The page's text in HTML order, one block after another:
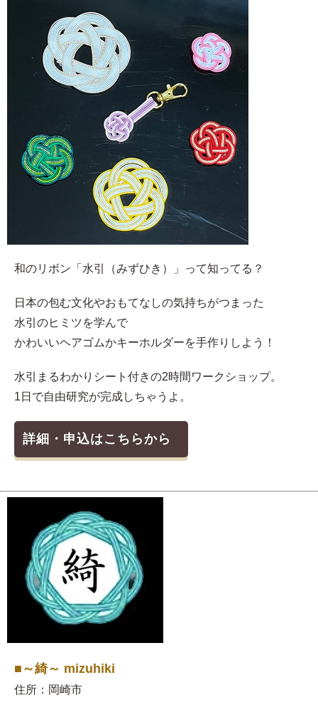
和のリボン「水引（みずひき）」って知ってる？
日本の包む文化やおもてなしの気持ちがつまった
水引のヒミツを学んで
かわいいヘアゴムかキーホルダーを手作りしよう！
水引まるわかりシート付きの2時間ワークショップ。
1日で自由研究が完成しちゃうよ。
詳細・申込はこちらから
■～綺～ mizuhiki
住所：岡崎市